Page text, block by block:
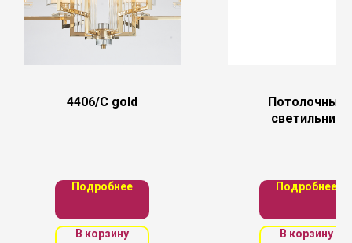
4406/C gold
Подробнее
В корзину
Потолочный
светильник
Подробнее
В корзину